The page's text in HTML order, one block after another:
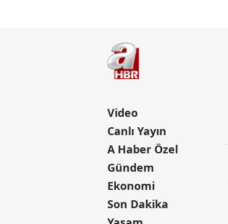
Video
Canlı Yayın
A Haber Özel
Gündem
Ekonomi
Son Dakika